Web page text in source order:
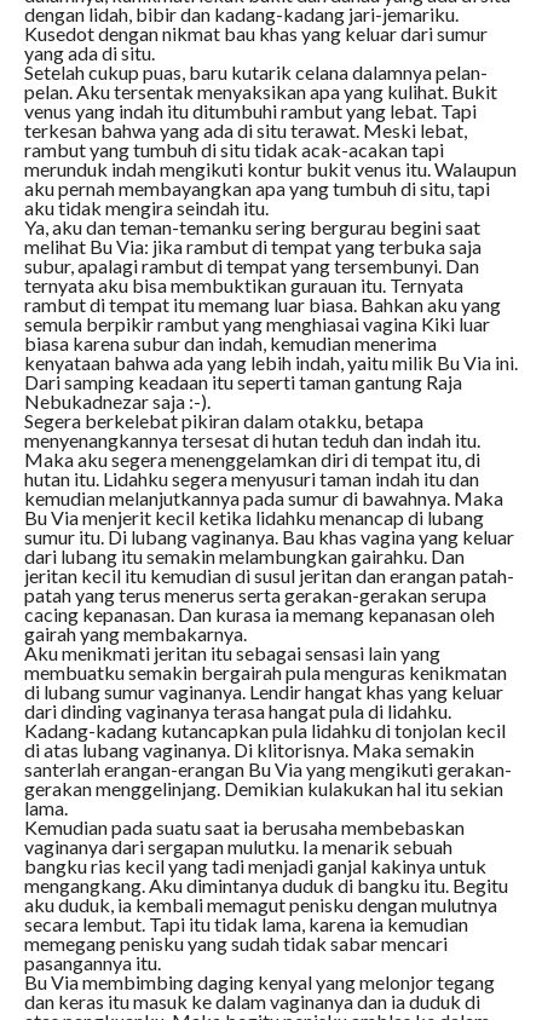
dengan lidah, bibir dan kadang-kadang jari-jemariku.
Kusedot dengan nikmat bau khas yang keluar dari sumur
yang ada di situ.
Setelah cukup puas, baru kutarik celana dalamnya pelan-
pelan. Aku tersentak menyaksikan apa yang kulihat. Bukit
venus yang indah itu ditumbuhi rambut yang lebat. Tapi
terkesan bahwa yang ada di situ terawat. Meski lebat,
rambut yang tumbuh di situ tidak acak-acakan tapi
merunduk indah mengikuti kontur bukit venus itu. Walaupun
aku pernah membayangkan apa yang tumbuh di situ, tapi
aku tidak mengira seindah itu.
Ya, aku dan teman-temanku sering bergurau begini saat
melihat Bu Via: jika rambut di tempat yang terbuka saja
subur, apalagi rambut di tempat yang tersembunyi. Dan
ternyata aku bisa membuktikan gurauan itu. Ternyata
rambut di tempat itu memang luar biasa. Bahkan aku yang
semula berpikir rambut yang menghiasai vagina Kiki luar
biasa karena subur dan indah, kemudian menerima
kenyataan bahwa ada yang lebih indah, yaitu milik Bu Via ini.
Dari samping keadaan itu seperti taman gantung Raja
Nebukadnezar saja :-).
Segera berkelebat pikiran dalam otakku, betapa
menyenangkannya tersesat di hutan teduh dan indah itu.
Maka aku segera menenggelamkan diri di tempat itu, di
hutan itu. Lidahku segera menyusuri taman indah itu dan
kemudian melanjutkannya pada sumur di bawahnya. Maka
Bu Via menjerit kecil ketika lidahku menancap di lubang
sumur itu. Di lubang vaginanya. Bau khas vagina yang keluar
dari lubang itu semakin melambungkan gairahku. Dan
jeritan kecil itu kemudian di susul jeritan dan erangan patah-
patah yang terus menerus serta gerakan-gerakan serupa
cacing kepanasan. Dan kurasa ia memang kepanasan oleh
gairah yang membakarnya.
Aku menikmati jeritan itu sebagai sensasi lain yang
membuatku semakin bergairah pula menguras kenikmatan
di lubang sumur vaginanya. Lendir hangat khas yang keluar
dari dinding vaginanya terasa hangat pula di lidahku.
Kadang-kadang kutancapkan pula lidahku di tonjolan kecil
di atas lubang vaginanya. Di klitorisnya. Maka semakin
santerlah erangan-erangan Bu Via yang mengikuti gerakan-
gerakan menggelinjang. Demikian kulakukan hal itu sekian
lama.
Kemudian pada suatu saat ia berusaha membebaskan
vaginanya dari sergapan mulutku. Ia menarik sebuah
bangku rias kecil yang tadi menjadi ganjal kakinya untuk
mengangkang. Aku dimintanya duduk di bangku itu. Begitu
aku duduk, ia kembali memagut penisku dengan mulutnya
secara lembut. Tapi itu tidak lama, karena ia kemudian
memegang penisku yang sudah tidak sabar mencari
pasangannya itu.
Bu Via membimbing daging kenyal yang melonjor tegang
dan keras itu masuk ke dalam vaginanya dan ia duduk di